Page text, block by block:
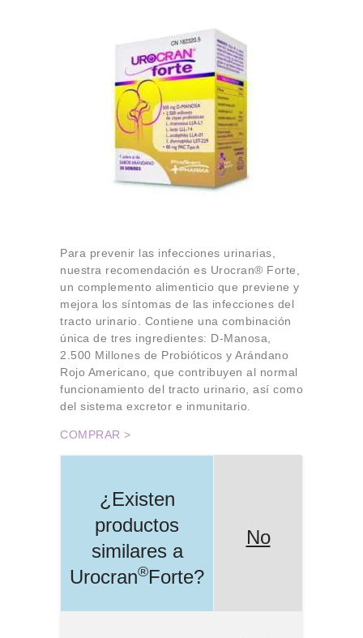
Para prevenir las infecciones urinarias,
nuestra recomendación es Urocran® Forte,
un complemento alimenticio que previene y
mejora los síntomas de las infecciones del
tracto urinario. Contiene una combinación
única de tres ingredientes: D-Manosa,
2.500 Millones de Probióticos y Arándano
Rojo Americano, que contribuyen al normal
funcionamiento del tracto urinario, así como
del sistema excretor e inmunitario.
COMPRAR >
¿Existen
productos
similares a
Urocran®Forte?
No